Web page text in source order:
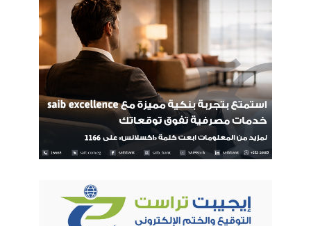
الرقمية، مما يتيح استجابات متعددة الأطراف للواقع الرقمي المتغير.
ويأتي اختيار مصر لرئاسة المنتدى في إطار الشراكة الاستراتيجية
الممتدة بين مصر والاتحاد الدولي للاتصالات، واستنادًا إلى الدور
المصري الفاعل في دعم مسار القمة العالمية لمجتمع المعلومات
منذ إطلاقها، وتقديرًا للمشاركة المصرية المستمرة والفعالة في
أعمال القمة على مدار أكثر من عقدين. حيث قامت وزارة الاتصالات
وتكنولوجيا المعلومات بدور بناء في دعم المناقشات الدولية المعنية
بالتحول الرقمي والتنمية المستدامة، والإسهام في تبادل الخبرات
وأفضل الممارسات، وتعزيز السياسات الرقمية الداعمة للتنمية، بما
المعلومات والأولويات الاستراتيجية للاتحاد الدولي للاتصالات.
كما قامت مصر بدور محوري في دفع جهود التحول الرقمي على
المستويين العربي والأفريقي من خلال دعم التعاون الإقليمي، وبناء